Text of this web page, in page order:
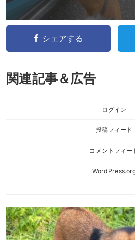
シェアする
関連記事＆広告
ログイン
投稿フィード
コメントフィー